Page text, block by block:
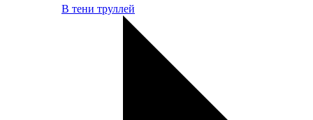
В тени труллей